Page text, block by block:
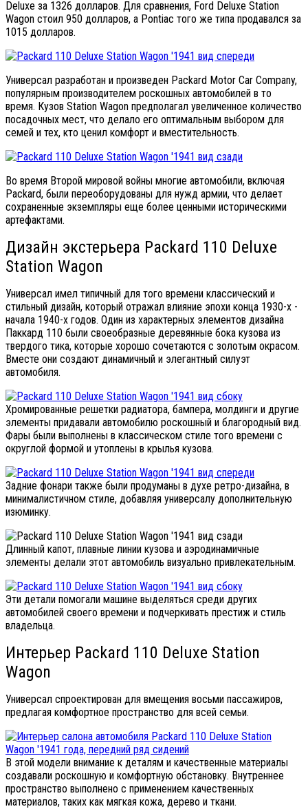
Deluxe за 1326 долларов. Для сравнения, Ford Deluxe Station
Wagon стоил 950 долларов, а Pontiac того же типа продавался за
1015 долларов.
Универсал разработан и произведен Packard Motor Car Company,
популярным производителем роскошных автомобилей в то
время. Кузов Station Wagon предполагал увеличенное количество
посадочных мест, что делало его оптимальным выбором для
семей и тех, кто ценил комфорт и вместительность.
Во время Второй мировой войны многие автомобили, включая
Packard, были переоборудованы для нужд армии, что делает
сохраненные экземпляры еще более ценными историческими
артефактами.
Дизайн экстерьера Packard 110 Deluxe
Station Wagon
Универсал имел типичный для того времени классический и
стильный дизайн, который отражал влияние эпохи конца 1930-х -
начала 1940-х годов. Один из характерных элементов дизайна
Паккард 110 были своеобразные деревянные бока кузова из
твердого тика, которые хорошо сочетаются с золотым окрасом.
Вместе они создают динамичный и элегантный силуэт
автомобиля.
Хромированные решетки радиатора, бампера, молдинги и другие
элементы придавали автомобилю роскошный и благородный вид.
Фары были выполнены в классическом стиле того времени с
округлой формой и утоплены в крылья кузова.
Задние фонари также были продуманы в духе ретро-дизайна, в
минималистичном стиле, добавляя универсалу дополнительную
изюминку.
Длинный капот, плавные линии кузова и аэродинамичные
элементы делали этот автомобиль визуально привлекательным.
Эти детали помогали машине выделяться среди других
автомобилей своего времени и подчеркивать престиж и стиль
владельца.
Интерьер Packard 110 Deluxe Station
Wagon
Универсал спроектирован для вмещения восьми пассажиров,
предлагая комфортное пространство для всей семьи.
В этой модели внимание к деталям и качественные материалы
создавали роскошную и комфортную обстановку. Внутреннее
пространство выполнено с применением качественных
материалов, таких как мягкая кожа, дерево и ткани.